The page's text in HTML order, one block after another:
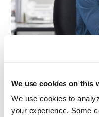
We use cookies on this
We use cookies to
your experience. Some
examen
para
Oculares
Glaucoma?